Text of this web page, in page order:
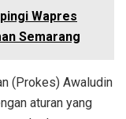
Wapres
Semarang
(Prokes) Awaludin
aturan yang